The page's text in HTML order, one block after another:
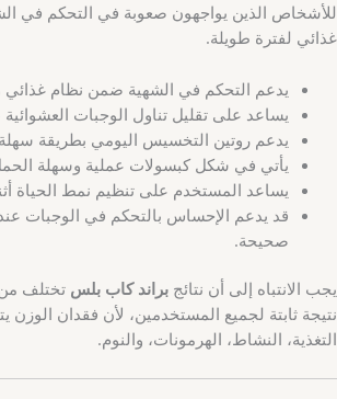
للأشخاص الذين يواجهون صعوبة في التحكم في
غذائي لفترة طويلة.
يدعم التحكم في الشهية ضمن نظام
يساعد على تقليل تناول الوجبات العشوائية
يدعم روتين التخسيس اليومي بطريقة
يأتي في شكل كبسولات عملية وسهلة
يساعد المستخدم على تنظيم نمط الحياة
قد يدعم الإحساس بالتحكم في الوجبات
صحيحة.
يجب الانتباه إلى أن نتائج براند كاب بلس تختلف
نتيجة ثابتة لجميع المستخدمين، لأن فقدان الوزن
التغذية، النشاط، الهرمونات، والنوم.